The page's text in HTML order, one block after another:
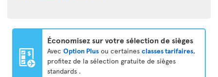
Économisez sur votre sélection de sièges
Avec Option Plus ou certaines classes tarifaires,
profitez de la sélection gratuite de sièges
standards .